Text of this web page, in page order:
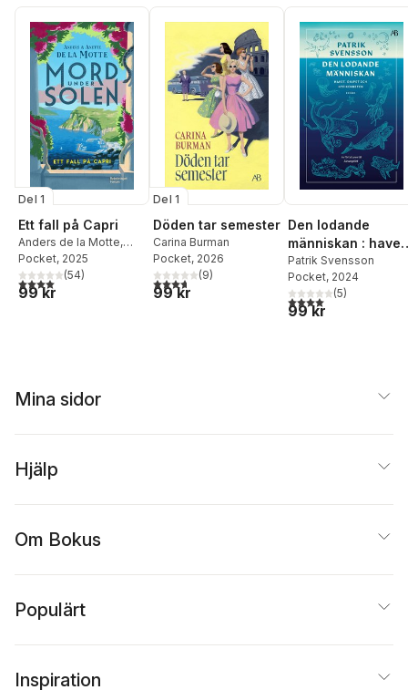
Del 1
Ett fall på Capri
Anders de la Motte,
Anette de la Motte
Pocket, 2025
4,0utav 5 stjärnor. Totalt antal röster:
(54)
99 kr
Del 1
Döden tar semester
Carina Burman
Pocket, 2026
3,7utav 5 stjärnor. Totalt antal röster:
(9)
99 kr
Den lodande
människan : havet,
djupet och
nyfikenheten
Patrik Svensson
Pocket, 2024
4,0utav 5 stjärnor.
(5)
99 kr
Mina sidor
Hjälp
Om Bokus
Populärt
Inspiration